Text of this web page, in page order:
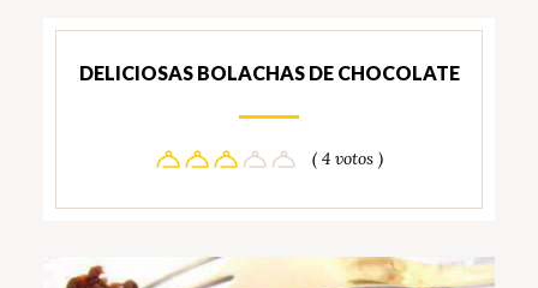
DELICIOSAS BOLACHAS DE CHOCOLATE
( 4 votos )